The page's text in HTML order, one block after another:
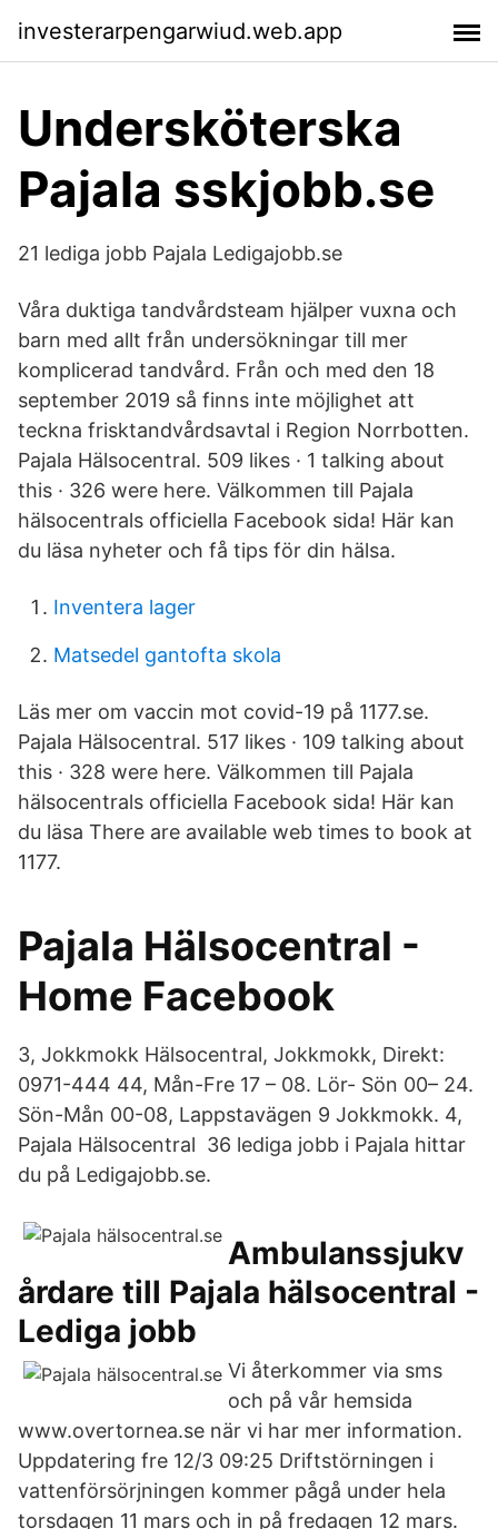
investerarpengarwiud.web.app
Undersköterska
Pajala sskjobb.se
21 lediga jobb Pajala Ledigajobb.se
Våra duktiga tandvårdsteam hjälper vuxna och
barn med allt från undersökningar till mer
komplicerad tandvård. Från och med den 18
september 2019 så finns inte möjlighet att
teckna frisktandvårdsavtal i Region Norrbotten.
Pajala Hälsocentral. 509 likes · 1 talking about
this · 326 were here. Välkommen till Pajala
hälsocentrals officiella Facebook sida! Här kan
du läsa nyheter och få tips för din hälsa.
Inventera lager
Matsedel gantofta skola
Läs mer om vaccin mot covid-19 på 1177.se.
Pajala Hälsocentral. 517 likes · 109 talking about
this · 328 were here. Välkommen till Pajala
hälsocentrals officiella Facebook sida! Här kan
du läsa There are available web times to book at
1177.
Pajala Hälsocentral -
Home Facebook
3, Jokkmokk Hälsocentral, Jokkmokk, Direkt:
0971-444 44, Mån-Fre 17 – 08. Lör- Sön 00– 24.
Sön-Mån 00-08, Lappstavägen 9 Jokkmokk. 4,
Pajala Hälsocentral 36 lediga jobb i Pajala hittar
du på Ledigajobb.se.
Ambulanssjukv
årdare till Pajala hälsocentral -
Lediga jobb
Vi återkommer via sms
och på vår hemsida
www.overtornea.se när vi har mer information.
Uppdatering fre 12/3 09:25 Driftstörningen i
vattenförsörjningen kommer pågå under hela
torsdagen 11 mars och in på fredagen 12 mars.